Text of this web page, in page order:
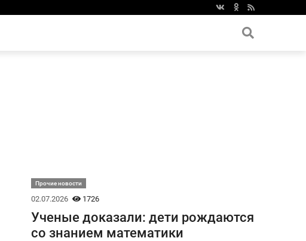
Прочие новости
02.07.2026 1726
Ученые доказали: дети рождаются
со знанием математики